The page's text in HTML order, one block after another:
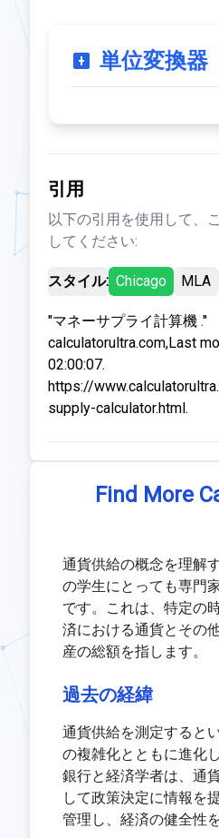
単位変換器
引用
以下の引用を使用して、
してください:
スタイル: Chicago MLA
"マネーサプライ計算機 ."
calculatorultra.com,Last
02:00:07.
https://
supply-calculator.html.
Find More
通貨供給の概念を理解
の学生にとっても専門
です。これは、特定の
済における通貨とその
産の総額を指します。
過去の経緯
通貨供給を測定すると
の複雑化とともに進化
銀行と経済学者は、通
して政策決定に情報を
管理し、経済の健全性